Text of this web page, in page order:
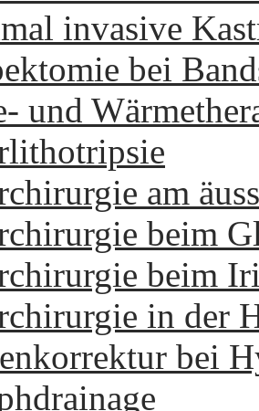
invasive
bei
und
am
beim
beim
in der
bei